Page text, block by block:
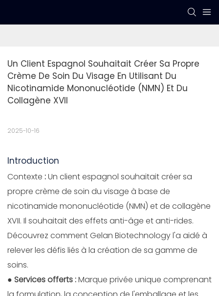
Un Client Espagnol Souhaitait Créer Sa Propre
Crème De Soin Du Visage En Utilisant Du
Nicotinamide Mononucléotide (NMN) Et Du
Collagène XVII
2025-10-16
Introduction
Contexte :Un client espagnol souhaitait créer sa
propre crème de soin du visage à base de
nicotinamide mononucléotide (NMN) et de collagène
XVII. Il souhaitait des effets anti-âge et anti-rides.
Découvrez comment Gelan Biotechnology l'a aidé à
relever les défis liés à la création de sa gamme de
soins.
● Services offerts :Marque privée unique comprenant